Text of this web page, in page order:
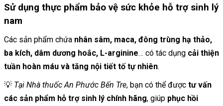
Sử dụng thực phẩm bảo vệ sức khỏe hỗ trợ sinh lý
nam
Các sản phẩm chứa nhân sâm, maca, đông trùng hạ thảo,
ba kích, dâm dương hoắc, L-arginine… có tác dụng cải thiện
tuần hoàn máu và tăng nội tiết tố tự nhiên.
💡 Tại Nhà thuốc An Phước Bến Tre, bạn có thể được tư vấn
các sản phẩm hỗ trợ sinh lý chính hãng, giúp phục hồi